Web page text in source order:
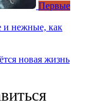
Первые
и нежные, как
новая жизнь